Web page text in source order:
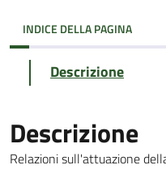
INDICE DELLA PAGINA
Descrizione
Descrizione
Relazioni sull'attuazione